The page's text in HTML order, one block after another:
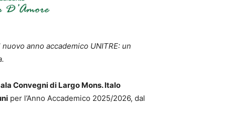
anno accademico UNITRE: un
Convegni di Largo Mons. Italo
per l’Anno Accademico 2025/2026, dal